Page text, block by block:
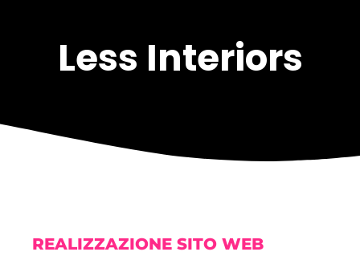
Less Interiors
REALIZZAZIONE SITO WEB